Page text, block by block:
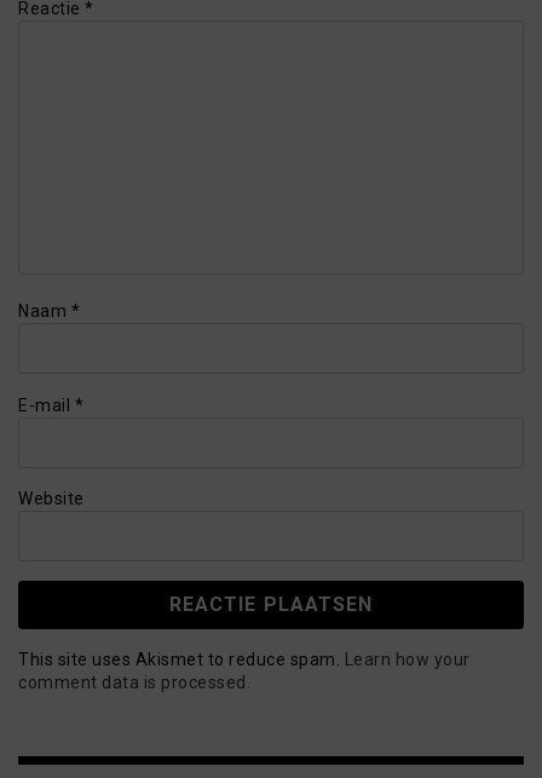
Reactie *
Naam *
E-mail *
Website
This site uses Akismet to reduce spam.
Learn how your
comment data is processed.